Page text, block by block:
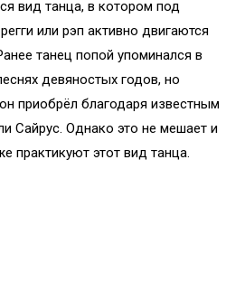
вид танца, в котором под
или рэп активно двигаются
танец попой упоминался в
девяностых годов, но
приобрёл благодаря известным
Сайрус. Однако это не мешает и
практикуют этот вид танца.